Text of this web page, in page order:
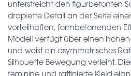
unterstreicht den figurbetonten
drapierte Detail an der Seite
vorteilhaften, formbetonenden
Modell verfügt über einen hohen
und weist ein asymmetrisches
Silhouette Bewegung verleiht.
feminine und raffinierte Kleid